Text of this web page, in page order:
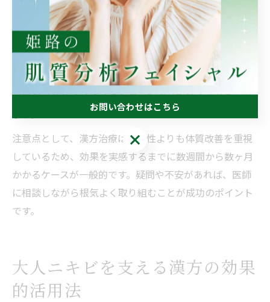
初回カウンセリングでは、普段の生活リズムや食事内
容、ストレス状況まで細かくヒアリングされます。その
上で「気・血・水」のバランスや体質分析が行われ、個
別に合った漢方薬が処方されます。必要に応じて、生活
習慣のアドバイスやスキンケア指導が加わることもあり
注意点として、漢方治療は即効性よりも体質改善を重視
しているため、効果を実感するまでに数週間から数ヶ月
かかるケースが一般的です。疑問や不安があれば、医師
に相談しながら根気よく取り組むことが成功のポイント
です。
大人ニキビを支える漢方の効果
的活用法
お問い合わせはこちら
お問い合わせはこちら